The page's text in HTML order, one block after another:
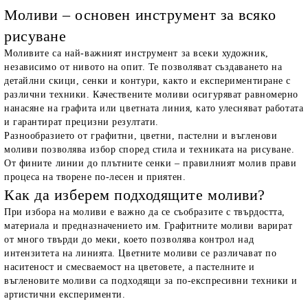
Моливи – основен инструмент за всяко
рисуване
Моливите са най-важният инструмент за всеки художник,
независимо от нивото на опит. Те позволяват създаването на
детайлни скици, сенки и контури, както и експериментиране с
различни техники. Качествените моливи осигуряват равномерно
нанасяне на графита или цветната линия, като улесняват работата
и гарантират прецизни резултати.
Разнообразието от графитни, цветни, пастелни и въгленови
моливи позволява избор според стила и техниката на рисуване.
От фините линии до плътните сенки – правилният молив прави
процеса на творене по-лесен и приятен.
Как да изберем подходящите моливи?
При избора на моливи е важно да се съобразите с твърдостта,
материала и предназначението им. Графитните моливи варират
от много твърди до меки, което позволява контрол над
интензитета на линията. Цветните моливи се различават по
наситеност и смесваемост на цветовете, а пастелните и
въгленовите моливи са подходящи за по-експресивни техники и
артистични експерименти.